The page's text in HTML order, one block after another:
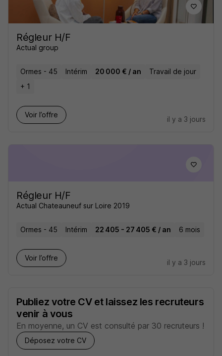
Régleur H/F
Actual group
Ormes - 45 Intérim 20 000 € / an
Travail de jour
+ 1
Voir l’offre
il y a 3 jours
Régleur H/F
Actual Chateauneuf sur Loire 2019
Ormes - 45 Intérim 22 405 - 27 405 € / an 6 mois
Voir l’offre
il y a 3 jours
Publiez votre CV et laissez les recruteurs
venir à vous
En moyenne, un CV est consulté par 30 recruteurs !
Déposez votre CV